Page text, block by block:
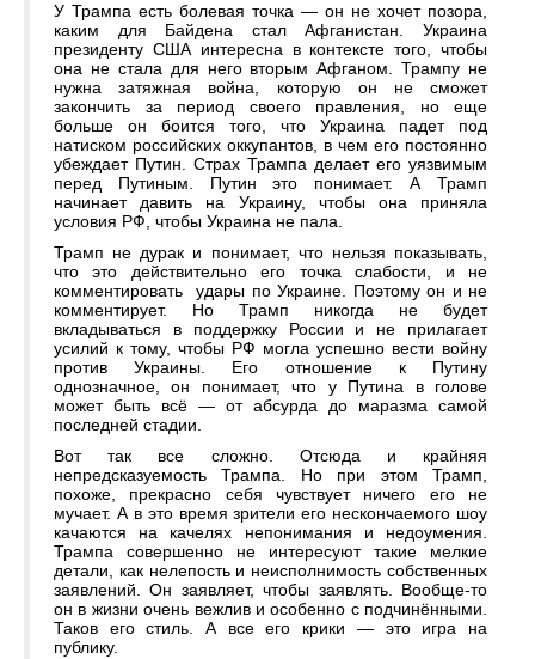
У Трампа есть болевая точка — он не хочет позора,
каким для Байдена стал Афганистан. Украина
президенту США интересна в контексте того, чтобы
она не стала для него вторым Афганом. Трампу не
нужна затяжная война, которую он не сможет
закончить за период своего правления, но еще
больше он боится того, что Украина падет под
натиском российских оккупантов, в чем его постоянно
убеждает Путин. Страх Трампа делает его уязвимым
перед Путиным. Путин это понимает. А Трамп
начинает давить на Украину, чтобы она приняла
условия РФ, чтобы Украина не пала.
Трамп не дурак и понимает, что нельзя показывать,
что это действительно его точка слабости, и не
комментировать удары по Украине. Поэтому он и не
комментирует. Но Трамп никогда не будет
вкладываться в поддержку России и не прилагает
усилий к тому, чтобы РФ могла успешно вести войну
против Украины. Его отношение к Путину
однозначное, он понимает, что у Путина в голове
может быть всё — от абсурда до маразма самой
последней стадии.
Вот так все сложно. Отсюда и крайняя
непредсказуемость Трампа. Но при этом Трамп,
похоже, прекрасно себя чувствует ничего его не
мучает. А в это время зрители его нескончаемого шоу
качаются на качелях непонимания и недоумения.
Трампа совершенно не интересуют такие мелкие
детали, как нелепость и неисполнимость собственных
заявлений. Он заявляет, чтобы заявлять. Вообще-то
он в жизни очень вежлив и особенно с подчинёнными.
Таков его стиль. А все его крики — это игра на
публику.